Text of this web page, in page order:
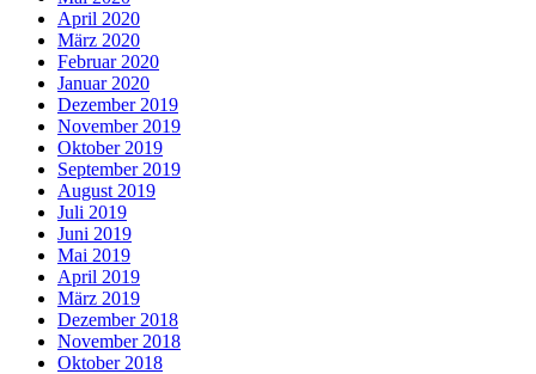
April 2020
März 2020
Februar 2020
Januar 2020
Dezember 2019
November 2019
Oktober 2019
September 2019
August 2019
Juli 2019
Juni 2019
Mai 2019
April 2019
März 2019
Dezember 2018
November 2018
Oktober 2018